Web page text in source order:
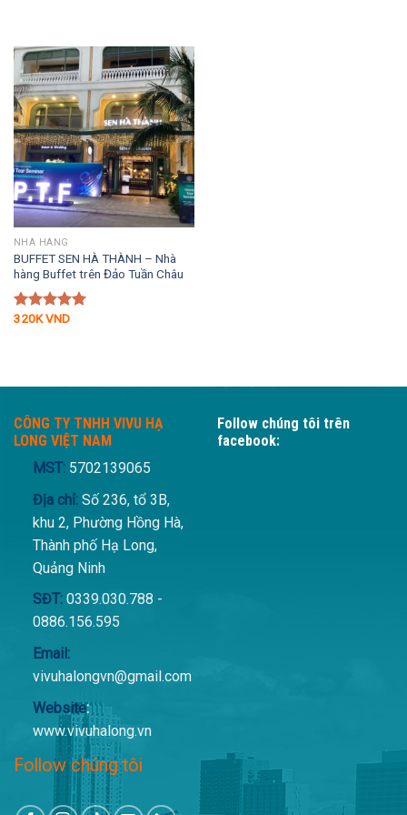
NHÀ HÀNG
BUFFET SEN HÀ THÀNH – Nhà
hàng Buffet trên Đảo Tuần Châu
Được xếp
320KVND
CÔNG TY TNHH VIVU HẠ
LONG VIỆT NAM
MST: 5702139065
Địa chỉ:Số 236, tổ 3B,
khu 2, Phường Hồng Hà,
Thành phố Hạ Long,
Quảng Ninh
SĐT:0339.030.788 -
0886.156.595
Email:
vivuhalongvn@gmail.com
Website:
www.vivuhalong.vn
Follow chúng tôi
Follow chúng tôi trên
facebook: